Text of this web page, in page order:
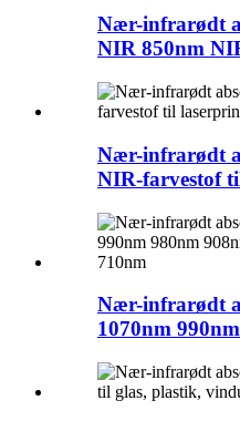
Nær-infrarødt
NIR 850nm
Nær-infrarødt
NIR-farvestof
Nær-infrarødt
1070nm